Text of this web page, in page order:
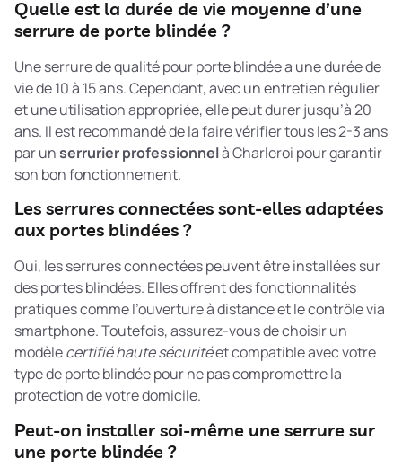
Quelle est la durée de vie moyenne d’une
serrure de porte blindée ?
Une serrure de qualité pour porte blindée a une durée de
vie de 10 à 15 ans. Cependant, avec un entretien régulier
et une utilisation appropriée, elle peut durer jusqu’à 20
ans. Il est recommandé de la faire vérifier tous les 2-3 ans
par unserrurier professionnelà Charleroi pour garantir
son bon fonctionnement.
Les serrures connectées sont-elles adaptées
aux portes blindées ?
Oui, les serrures connectées peuvent être installées sur
des portes blindées. Elles offrent des fonctionnalités
pratiques comme l’ouverture à distance et le contrôle via
smartphone. Toutefois, assurez-vous de choisir un
modèlecertifié haute sécuritéet compatible avec votre
type de porte blindée pour ne pas compromettre la
protection de votre domicile.
Peut-on installer soi-même une serrure sur
une porte blindée ?